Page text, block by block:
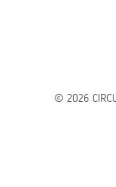
© 2026